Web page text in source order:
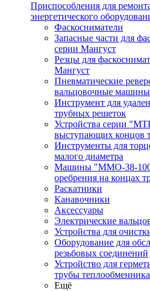
Приспособления для
энергетического
Фаскосниматели
Запасные части для
серии Мангуст
Резцы для
Мангуст
Пневматические
вальцовочные машины
Инструмент для
трубных решеток
Устройства серии
выступающих концов
Инструменты для
малого диаметра
Машины "ММО-38-100"
оребрения на концах
Раскатники
Канавочники
Аксессуары
Электрические
Устройства для
Оборудование для
резьбовых соединений
Устройство для
трубы теплообменника
Ещё